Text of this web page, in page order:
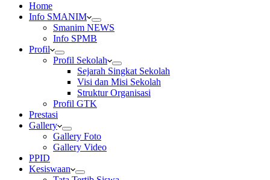
Home
Info SMANIM
Smanim NEWS
Info SPMB
Profil
Profil Sekolah
Sejarah Singkat Sekolah
Visi dan Misi Sekolah
Struktur Organisasi
Profil GTK
Prestasi
Gallery
Gallery Foto
Gallery Video
PPID
Kesiswaan